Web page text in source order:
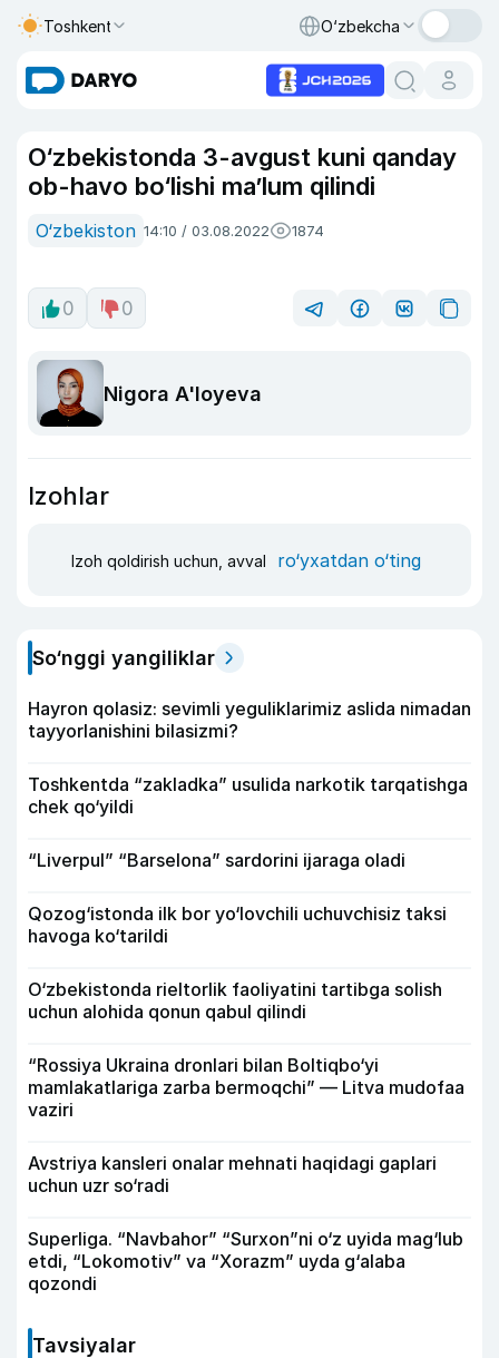
Toshkent O‘zbekcha
O‘zbekistonda 3-avgust kuni qanday
ob-havo bo‘lishi ma’lum qilindi
O‘zbekiston 14:10 / 03.08.2022 1874
0 0
Nigora A'loyeva
Izohlar
Izoh qoldirish uchun, avval ro‘yxatdan o‘ting
So‘nggi yangiliklar
Hayron qolasiz: sevimli yeguliklarimiz aslida nimadan
tayyorlanishini bilasizmi?
Toshkentda “zakladka” usulida narkotik tarqatishga
chek qo‘yildi
“Liverpul” “Barselona” sardorini ijaraga oladi
Qozog‘istonda ilk bor yo‘lovchili uchuvchisiz taksi
havoga ko‘tarildi
O‘zbekistonda rieltorlik faoliyatini tartibga solish
uchun alohida qonun qabul qilindi
“Rossiya Ukraina dronlari bilan Boltiqbo‘yi
mamlakatlariga zarba bermoqchi” — Litva mudofaa
vaziri
Avstriya kansleri onalar mehnati haqidagi gaplari
uchun uzr so‘radi
Superliga. “Navbahor” “Surxon”ni o‘z uyida mag‘lub
etdi, “Lokomotiv” va “Xorazm” uyda g‘alaba
qozondi
Tavsiyalar